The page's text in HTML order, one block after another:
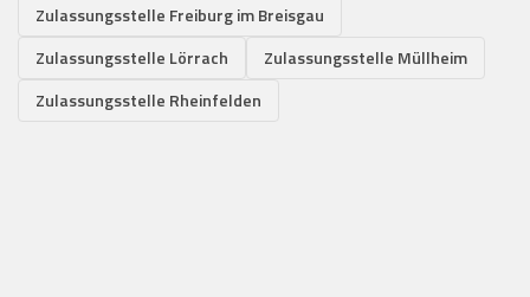
Zulassungsstelle Freiburg im Breisgau
Zulassungsstelle Lörrach
Zulassungsstelle Müllheim
Zulassungsstelle Rheinfelden